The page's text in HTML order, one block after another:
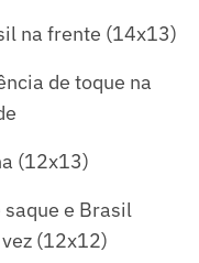
na frente (14x13)
de toque na
(12x13)
saque e Brasil
(12x12)